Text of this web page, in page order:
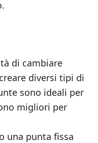
di cambiare
diversi tipi di
sono ideali per
migliori per
una punta fissa